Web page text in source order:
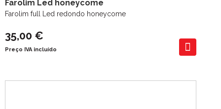
Farolim Led honeycome
Farolim full Led redondo honeycome
35,00 €
Preço IVA incluído